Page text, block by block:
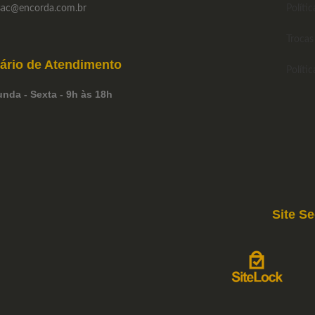
@encorda.com.br
de Atendimento
- Sexta - 9h às 18h
Site